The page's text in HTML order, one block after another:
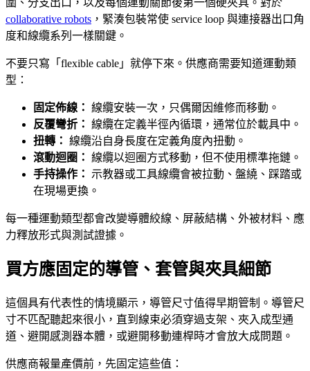
collaborative robots ，緊湊包裝常使 service loop 與連接器出口角
度和線纜系列一樣關鍵。
不要只寫「flexible cable」就停下來。供應商需要知道運動類
型：
固定佈線： 線纜安裝一次，只偶爾因維修而移動。
反覆彎折： 線纜在定義半徑內循環，通常位於載具中。
扭轉： 線纜沿自身長度在定義角度內扭動。
滾動迴圈： 線纜以迴圈方式移動，但不使用標準拖鏈。
手持操作：
示教器或工具線纜會被拉動、盤繞、踩踏或
在現場更換。
每一種運動類型都會改變導體絞線、屏蔽結構、外被材料、應
力釋放形式與測試證據。
買方應固定的導管、套管與夾具細節
這個具有代表性的情境顯示，導管尺寸值得早期管制。導管尺
寸不匹配聽起來很小，直到線束必須穿過支架、夾入成型通
道、避開感測器本體，或避開移動連桿時才會放大成問題。
供應商報量產價前，先固定這些值：